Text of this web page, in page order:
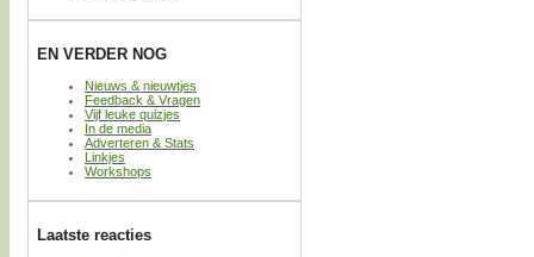
EN VERDER NOG
Nieuws & nieuwtjes
Feedback & Vragen
Vijf leuke quizjes
In de media
Adverteren & Stats
Linkjes
Workshops
Laatste reacties